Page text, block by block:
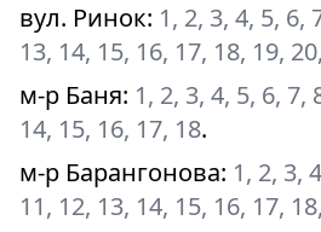
вул. Ринок: 1, 2, 3, 4, 5, 6,
13, 14, 15, 16, 17, 18, 19,
м-р Баня: 1, 2, 3, 4, 5, 6, 7,
14, 15, 16, 17, 18.
м-р Барангонова: 1, 2, 3,
11, 12, 13, 14, 15, 16, 17,